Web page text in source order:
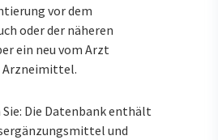
vor dem
oder der näheren
ein neu vom Arzt
Arzneimittel.
Die Datenbank enthält
und